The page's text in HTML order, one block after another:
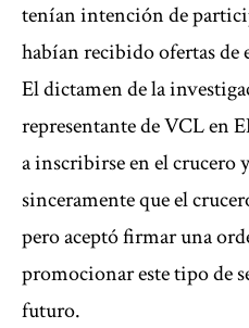
tenían intención de
habían recibido ofertas de
El dictamen de la
representante de VCL en
a inscribirse en el crucero
sinceramente que el
pero aceptó firmar una
promocionar este tipo de
futuro.